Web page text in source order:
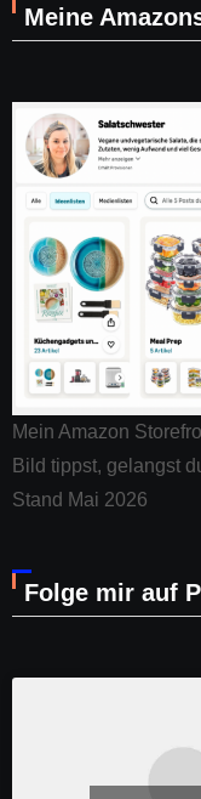
Meine
Mein Amazon
Bild tippst, gelangst
Stand Mai 2026
Folge mir auf